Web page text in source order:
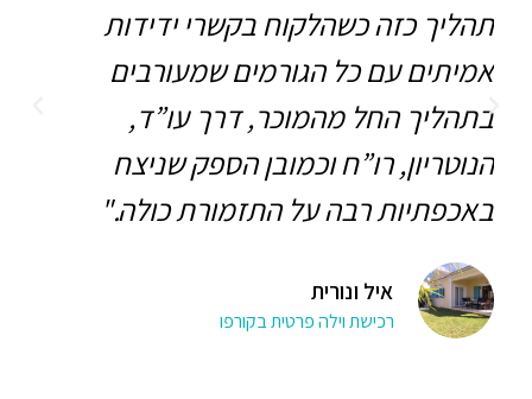
תהליך כזה כשהלקוח בקשרי ידידות
אמיתים עם כל הגורמים שמעורבים
בתהליך החל מהמוכר, דרך עו”ד,
הנוטריון, רו”ח וכמובן הספק שניצח
באכפתיות רבה על התזמורת כולה."
איל ונורית
רכישת וילה פרטית בקורפו